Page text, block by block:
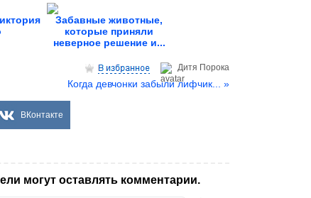
Забавные животные,
которые приняли
неверное решение и...
Дитя Пoрока
Когда девчонки забыли лифчик... »
ВКонтакте
могут оставлять комментарии.